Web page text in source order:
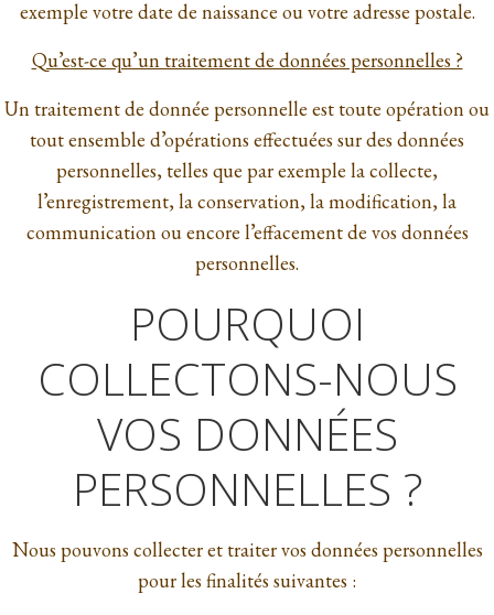
exemple votre date de naissance ou votre adresse postale.
Qu’est-ce qu’un traitement de données personnelles ?
Un traitement de donnée personnelle est toute opération ou
tout ensemble d’opérations effectuées sur des données
personnelles, telles que par exemple la collecte,
l’enregistrement, la conservation, la modification, la
communication ou encore l’effacement de vos données
personnelles.
POURQUOI
COLLECTONS-NOUS
VOS DONNÉES
PERSONNELLES ?
Nous pouvons collecter et traiter vos données personnelles
pour les finalités suivantes :